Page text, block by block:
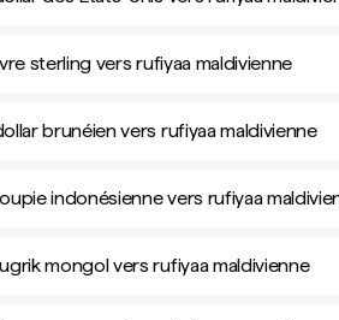
sterling vers rufiyaa maldivienne
brunéien vers rufiyaa maldivienne
indonésienne vers rufiyaa
mongol vers rufiyaa maldivienne